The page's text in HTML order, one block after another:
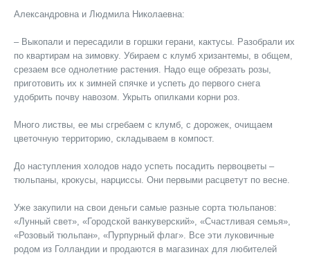
Александровна и Людмила Николаевна:
– Выкопали и пересадили в горшки герани, кактусы. Разобрали их
по квартирам на зимовку. Убираем с клумб хризантемы, в общем,
срезаем все однолетние растения. Надо еще обрезать розы,
приготовить их к зимней спячке и успеть до первого снега
удобрить почву навозом. Укрыть опилками корни роз.
Много листвы, ее мы сгребаем с клумб, с дорожек, очищаем
цветочную территорию, складываем в компост.
До наступления холодов надо успеть посадить первоцветы –
тюльпаны, крокусы, нарциссы. Они первыми расцветут по весне.
Уже закупили на свои деньги самые разные сорта тюльпанов:
«Лунный свет», «Городской ванкуверский», «Счастливая семья»,
«Розовый тюльпан», «Пурпурный флаг». Все эти луковичные
родом из Голландии и продаются в магазинах для любителей